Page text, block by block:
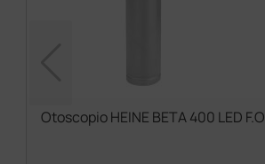
Otoscopio HEINE BETA 400 LED